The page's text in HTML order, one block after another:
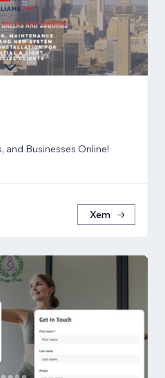
and Businesses Online!
Xem